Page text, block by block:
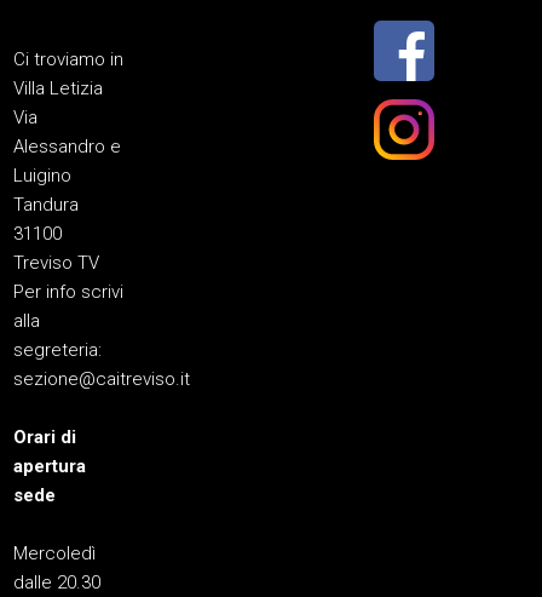
Ci troviamo in
Villa Letizia
Via
Alessandro e
Luigino
Tandura
31100
Treviso TV
Per info scrivi
alla
segreteria:
sezione@caitreviso.it
Orari di
apertura
sede
Mercoledì
dalle 20.30